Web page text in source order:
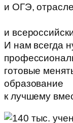
и ОГЭ,
и
И нам всегда
готовые
образование
к лучшему